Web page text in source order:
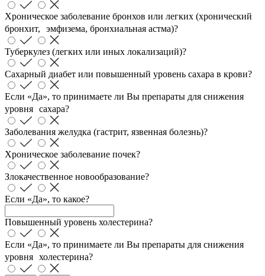
Хроническое заболевание бронхов или легких (хронический
бронхит, эмфизема, бронхиальная астма)?
Туберкулез (легких или иных локализаций)?
Сахарный диабет или повышенный уровень сахара в крови?
Если «Да», то принимаете ли Вы препараты для снижения
уровня сахара?
Заболевания желудка (гастрит, язвенная болезнь)?
Хроническое заболевание почек?
Злокачественное новообразование?
Если «Да», то какое?
Повышенный уровень холестерина?
Если «Да», то принимаете ли Вы препараты для снижения
уровня холестерина?